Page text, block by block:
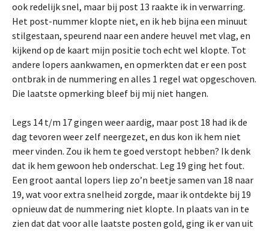
ook redelijk snel, maar bij post 13 raakte ik in verwarring.
Het post-nummer klopte niet, en ik heb bijna een minuut
stilgestaan, speurend naar een andere heuvel met vlag, en
kijkend op de kaart mijn positie toch echt wel klopte. Tot
andere lopers aankwamen, en opmerkten dat er een post
ontbrak in de nummering en alles 1 regel wat opgeschoven.
Die laatste opmerking bleef bij mij niet hangen.
Legs 14 t/m 17 gingen weer aardig, maar post 18 had ik de
dag tevoren weer zelf neergezet, en dus kon ik hem niet
meer vinden. Zou ik hem te goed verstopt hebben? Ik denk
dat ik hem gewoon heb onderschat. Leg 19 ging het fout.
Een groot aantal lopers liep zo’n beetje samen van 18 naar
19, wat voor extra snelheid zorgde, maar ik ontdekte bij 19
opnieuw dat de nummering niet klopte. In plaats van in te
zien dat dat voor alle laatste posten gold, ging ik er van uit